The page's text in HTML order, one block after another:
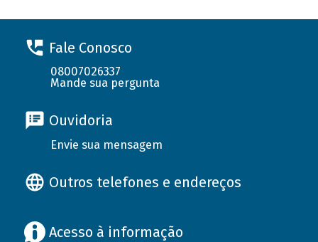
Fale Conosco
08007026337
Mande sua pergunta
Ouvidoria
Envie sua mensagem
Outros telefones e endereços
Acesso à informação